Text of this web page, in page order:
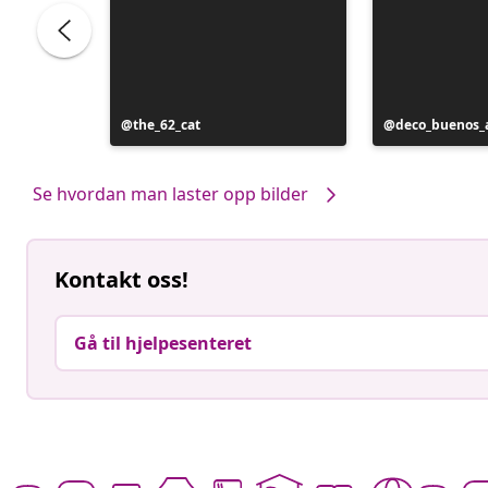
Innlegg
publisert
the_62_cat
Innlegg
publisert
Se hvordan man laster opp bilder
Kontakt oss!
Gå til hjelpesenteret